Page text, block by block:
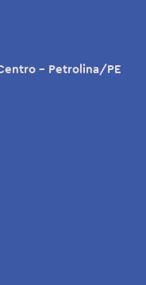
- Petrolina/PE